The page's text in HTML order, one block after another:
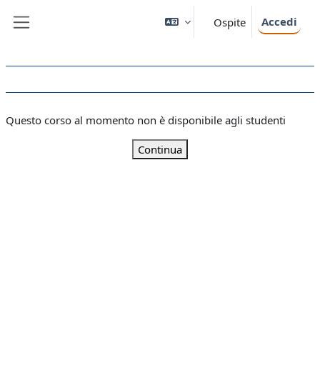
Ospite Accedi
Questo corso al momento non è disponibile agli studenti
Continua